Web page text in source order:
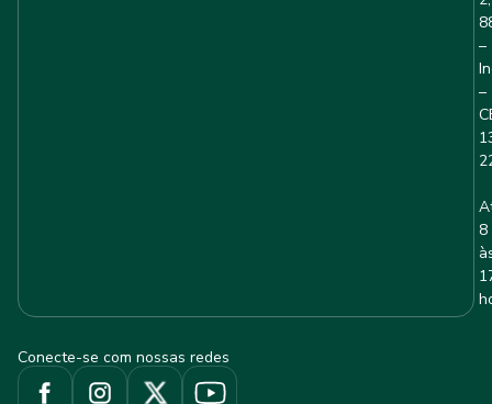
–
–
8
Conecte-se com nossas redes